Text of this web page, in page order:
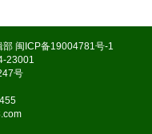
部 闽ICP备19004781号-1
23001
号